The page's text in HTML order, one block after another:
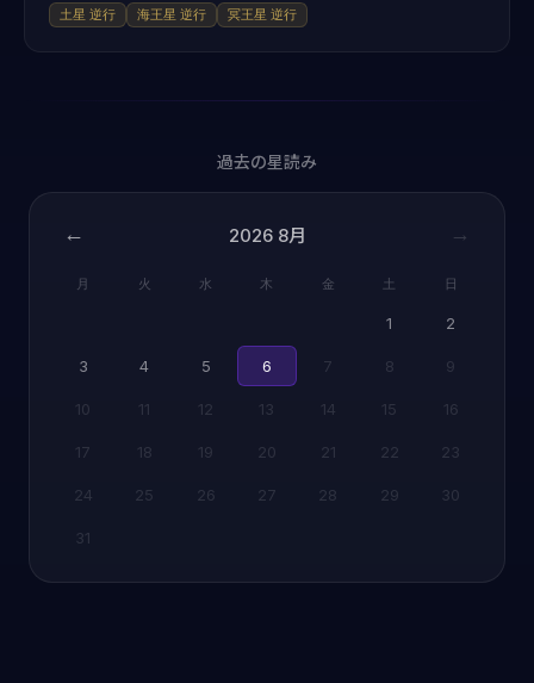
土星 逆行 海王星 逆行 冥王星 逆行
過去の星読み
← 2026 8月 →
月 火 水 木 金 土 日
1 2
3 4 5 6 7 8 9
10 11 12 13 14 15 16
17 18 19 20 21 22 23
24 25 26 27 28 29 30
31